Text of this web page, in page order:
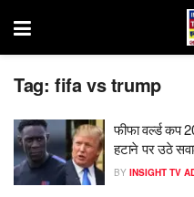
Tag: fifa vs trump
फीफा वर्ल्ड कप
हटाने पर उठे
BY INSIGHT TV